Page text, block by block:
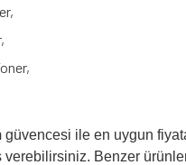
güvencesi ile en uygun
Benzer